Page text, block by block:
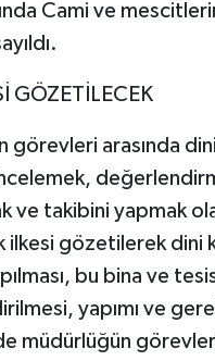
Cami ve
GÖZETİLECEK
görevleri arasında
ve takibini yapmak
ilkesi gözetilerek
bu bina ve
yapımı ve
müdürlüğün görevleri